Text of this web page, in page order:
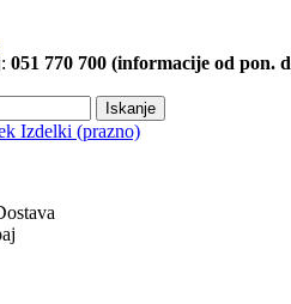
051 770 700 (informacije od pon.
Iskanje
Izdelki (prazno)